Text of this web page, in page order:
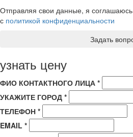
Отправляя свои данные, я соглашаюсь
с политикой конфиденциальности
узнать цену
ФИО КОНТАКТНОГО ЛИЦА *
УКАЖИТЕ ГОРОД *
ТЕЛЕФОН *
EMAIL *